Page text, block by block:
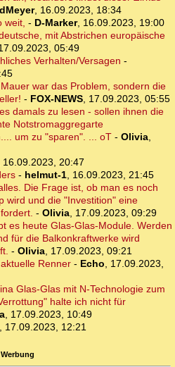
, 16.09.2023, 18:34
weit, - D-Marker, 16.09.2023, 19:00
mit Abstrichen europäische
05:49
Verhalten/Versagen -
war das Problem, sondern die
- FOX-NEWS 17.09.2023, 05:55
damals zu lesen - sollen ihnen die
Notstromaggregarte
um zu "sparen". ... oT - Olivia
16.09.2023, 20:47
- helmut-1, 16.09.2023, 21:45
Die Frage ist, ob man es noch
wird und die "Investition" eine
- Olivia 17.09.2023, 09:29
es heute Glas-Glas-Module. Werden
für die Balkonkraftwerke wird
- Olivia 17.09.2023, 09:21
Renner- Echo
17.09.2023,
Glas-Glas mit N-Technologie zum
halte ich nicht für
17.09.2023, 10:49
17.09.2023, 12:21
Werbung